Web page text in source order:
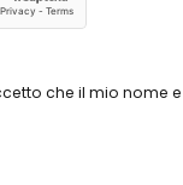
che il mio nome